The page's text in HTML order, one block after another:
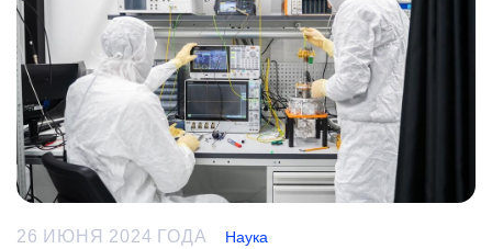
26 ИЮНЯ 2024 ГОДА Наука